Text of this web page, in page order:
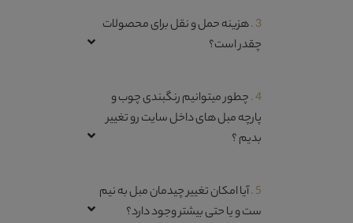
3 . هزینه حمل و نقل برای محصولات
چقدر است؟
4 . چطور میتوانیم رنگبندی چوب و
پارچه مبل های داخل سایت رو تغییر
بدیم ؟
5 . آیا امکان تغییر چیدمان مبل به نیم
ست و یا حتی بیشتر وجود دارد؟